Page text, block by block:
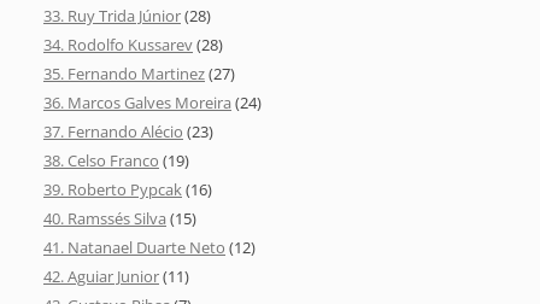
33. Ruy Trida Júnior(28)
34. Rodolfo Kussarev(28)
35. Fernando Martinez(27)
36. Marcos Galves Moreira (24)
37. Fernando Alécio (23)
38. Celso Franco (19)
39. Roberto Pypcak(16)
40. Ramssés Silva (15)
41. Natanael Duarte Neto (12)
42. Aguiar Junior(11)